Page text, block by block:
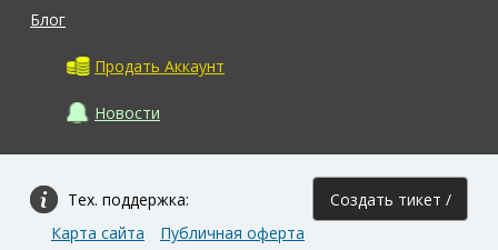
Блог
Продать Аккаунт
Новости
Тех. поддержка: Создать тикет /
Карта сайта
Публичная оферта